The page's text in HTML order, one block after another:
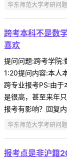
华东师范大学考研问题
跨考本科不是数
喜欢
提问问题:跨考学院
1:20提问内容:本人
跨专业报考PS:由于
是很高，甚至来年
报考有影响？回复
华东师范大学考研问题
报考点是非沪籍